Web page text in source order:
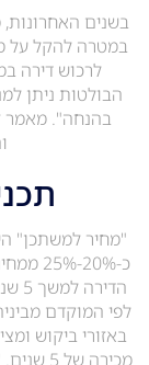
בשנים
במטרה להקל על
לרכוש דירה
הבולטות ניתן
בהנחה". מאמר
"מחיר למשתכן"
כ-
לפי המוקדם
מכירה